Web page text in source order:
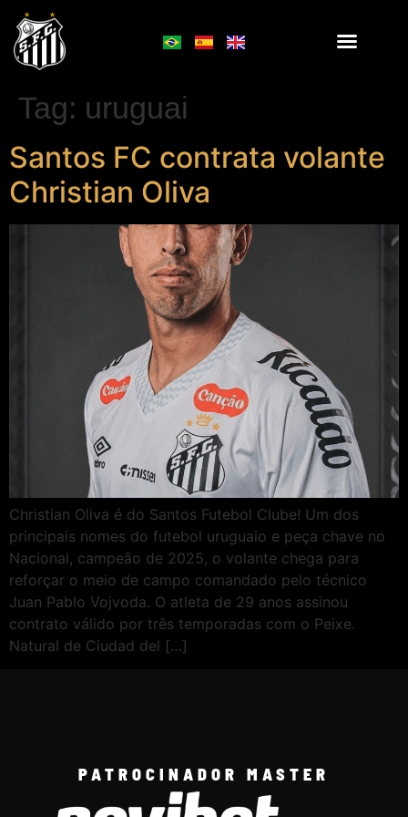
Tag: uruguai
Santos FC contrata volante
Christian Oliva
Christian Oliva é do Santos Futebol Clube! Um dos
principais nomes do futebol uruguaio e peça chave no
Nacional, campeão de 2025, o volante chega para
reforçar o meio de campo comandado pelo técnico
Juan Pablo Vojvoda. O atleta de 29 anos assinou
contrato válido por três temporadas com o Peixe.
Natural de Ciudad del […]
PATROCINADOR MASTER